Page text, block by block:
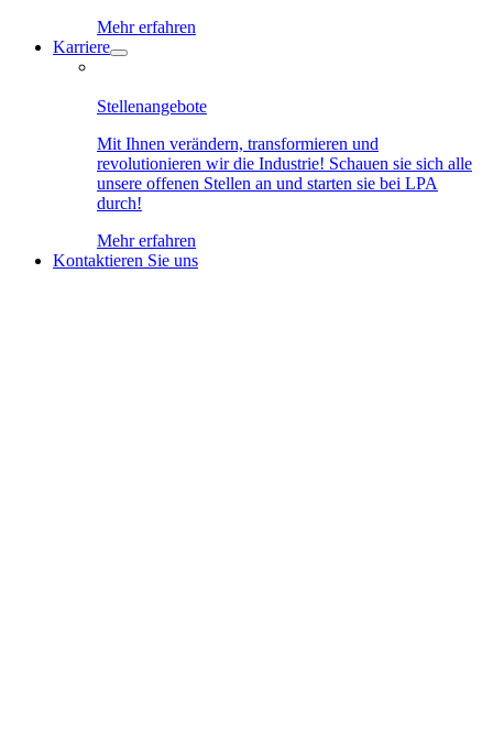
Mehr erfahren
Karriere
Stellenangebote
Mit Ihnen verändern, transformieren und
revolutionieren wir die Industrie! Schauen sie sich alle
unsere offenen Stellen an und starten sie bei LPA
durch!
Mehr erfahren
Kontaktieren Sie uns